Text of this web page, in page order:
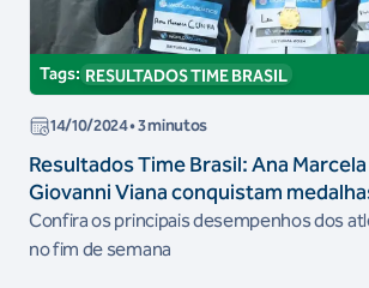
Tags: RESULTADOS TIME BRASIL
14/10/2024• 3 minutos
Resultados Time Brasil: Ana
Giovanni Viana conquistam
no fim de semana
Confira os principais desempenhos dos
no fim de semana